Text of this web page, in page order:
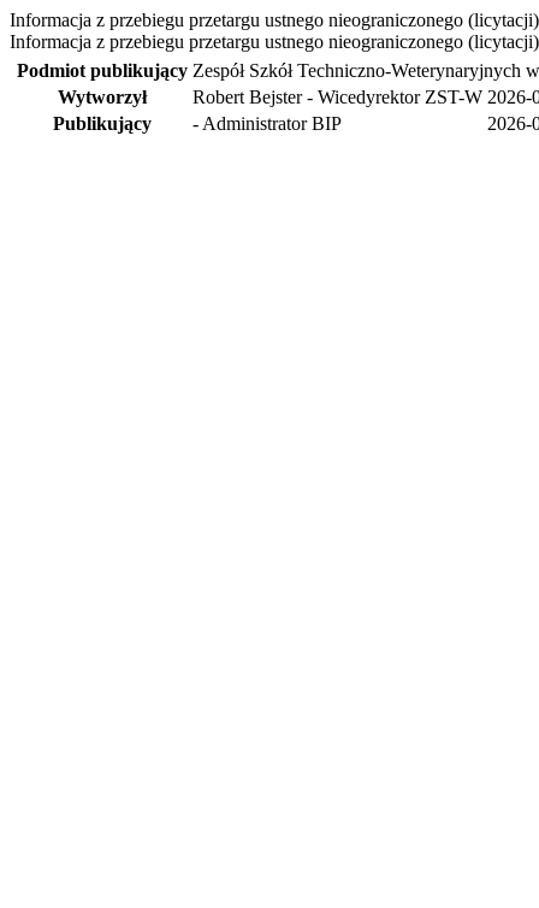
Informacja z przebiegu przetargu ustnego nieograniczonego (licytacji)
Informacja z przebiegu przetargu ustnego nieograniczonego
Podmiot publikujący Zespół Szkół Techniczno-Weterynaryjnych
Wytworzył
Robert Bejster - Wicedyrektor ZST-W 2026-
Publikujący
- Administrator BIP 2026-